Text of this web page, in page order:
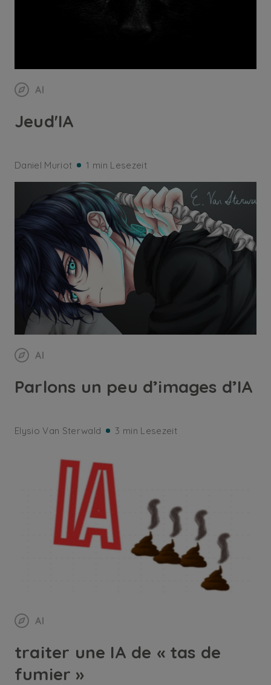
AI
Jeud'IA
Daniel Muriot 1 min Lesezeit
AI
Parlons un peu d’images d’IA
Elysio Van Sterwald 3 min Lesezeit
AI
traiter une IA de « tas de
fumier »